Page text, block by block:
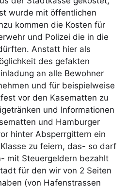
wurde mit öffentlichen
kommen die Kosten für
und Polizei die in die
Anstatt hier als
des gefakten
an alle Bewohner
und für beispielweise
vor den Kasematten zu
und Informationen
und Hamburger
hinter Absperrgittern ein
zu feiern, das- so darf
mit Steuergeldern bezahlt
für den wir von 2 Seiten
(von Hafenstrassen